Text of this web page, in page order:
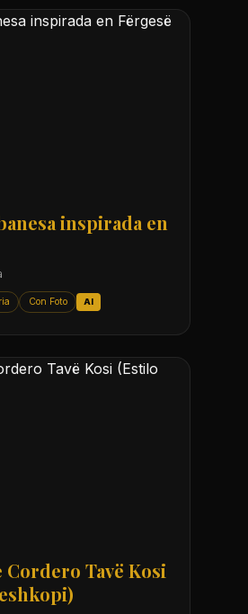
inspirada en
Con Foto AI
Cordero Tavë Kosi